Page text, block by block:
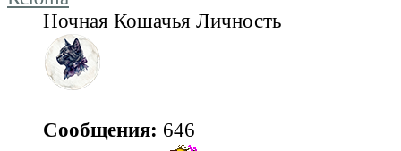
Ночная Кошачья Личность
Сообщения: 646